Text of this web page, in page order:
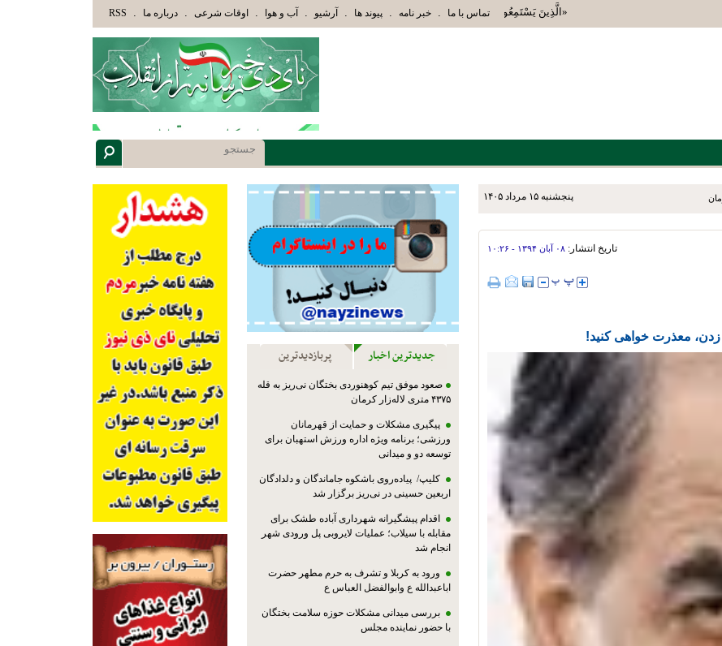
«الَّذِينَ يَسْتَمِعُونَ الْقَوْلَ فَيَتَّبِعُونَ أَحْسَنَهُ أُوْلَئِكَ الَّذِينَ هَدَاهُمُ اللَّهُ وَأُوْلَئِكَ هُمْ أُوْلُوا الْأَلْبَابِ» عاقلان هدایت یافته،حرفها را میشنوند و سپس
تماس با ما . خبر نامه . پیوند ها . آرشیو . آب و هوا . اوقات شرعی . درباره ما .
RSS
پنجشنبه ۱۵ مرداد ۱۴۰۵
تاریخ انتشار: ۰۸ آبان ۱۳۹۴ - ۱۰:۲۶
زدن، معذرت خواهی کنید!
جدیدترین اخبار پربازدیدترین
صعود موفق تیم کوهنوردی بختگان نی‌ریز به قله
۴۳۷۵ متری لاله‌زار کرمان
پیگیری مشکلات و حمایت از قهرمانان
ورزشی؛ برنامه ویژه اداره ورزش استهبان برای
توسعه دو و میدانی
کلیپ/ پیاده‌روی باشکوه جاماندگان و دلدادگان
اربعین حسینی در نی‌ریز برگزار شد
اقدام پیشگیرانه شهرداری آباده طشک برای
مقابله با سیلاب؛ عملیات لایروبی پل ورودی شهر
انجام شد
ورود به کربلا و تشرف به حرم مطهر حضرت
اباعبدالله ع وابوالفضل العباس ع
بررسی میدانی مشکلات حوزه سلامت بختگان
با حضور نماینده مجلس